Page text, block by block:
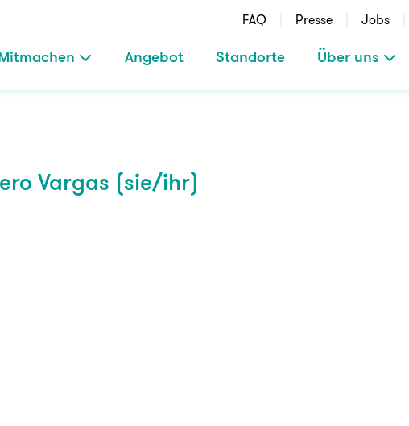
FAQ Presse Jobs
Angebot Standorte Über uns
Vargas (sie/ihr)